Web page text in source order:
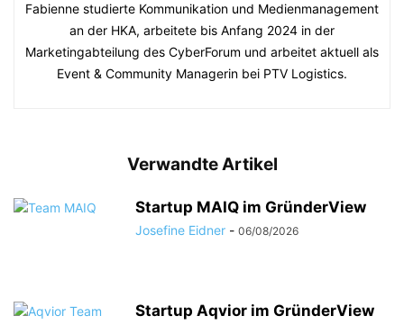
Fabienne studierte Kommunikation und Medienmanagement
an der HKA, arbeitete bis Anfang 2024 in der
Marketingabteilung des CyberForum und arbeitet aktuell als
Event & Community Managerin bei PTV Logistics.
Verwandte Artikel
Startup MAIQ im GründerView
Josefine Eidner - 06/08/2026
Startup Aqvior im GründerView